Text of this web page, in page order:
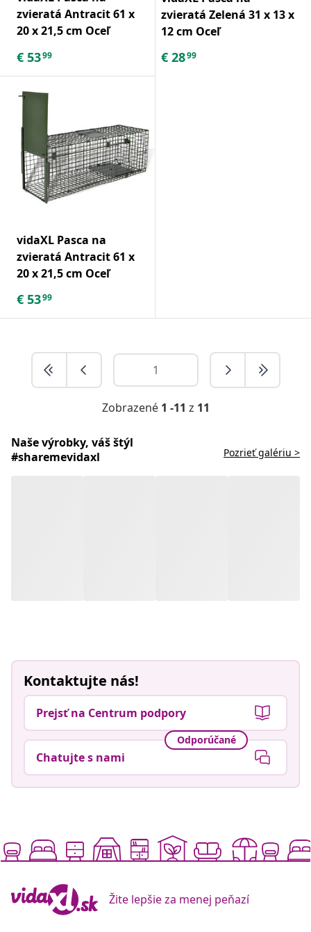
zvieratá Antracit 61 x
20 x 21,5 cm Oceľ
€ 5399
zvieratá Zelená 31 x 13 x
12 cm Oceľ
€ 2899
vidaXL Pasca na
zvieratá Antracit 61 x
20 x 21,5 cm Oceľ
€ 5399
Zobrazené 1 -11 z 11
Naše výrobky, váš štýl
#sharemevidaxl
Pozrieť galériu >
Kontaktujte nás!
Prejsť na Centrum podpory
Odporúčané
Chatujte s nami
Žite lepšie za menej peňazí